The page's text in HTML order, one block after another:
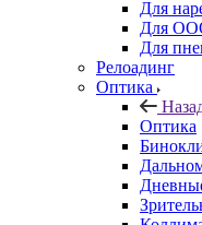
Для
Для
Для
Релоадинг
Оптика
Оптика